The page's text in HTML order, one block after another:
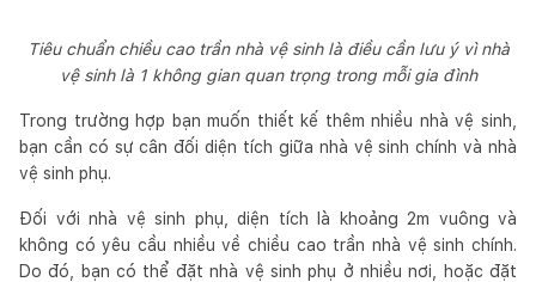
Tiêu chuẩn chiều cao trần nhà vệ sinh là điều cần lưu ý vì nhà
vệ sinh là 1 không gian quan trọng trong mỗi gia đình
Trong trường hợp bạn muốn thiết kế thêm nhiều nhà vệ sinh,
bạn cần có sự cân đối diện tích giữa nhà vệ sinh chính và nhà
vệ sinh phụ.
Đối với nhà vệ sinh phụ, diện tích là khoảng 2m vuông và
không có yêu cầu nhiều về chiều cao trần nhà vệ sinh chính.
Do đó, bạn có thể đặt nhà vệ sinh phụ ở nhiều nơi, hoặc đặt